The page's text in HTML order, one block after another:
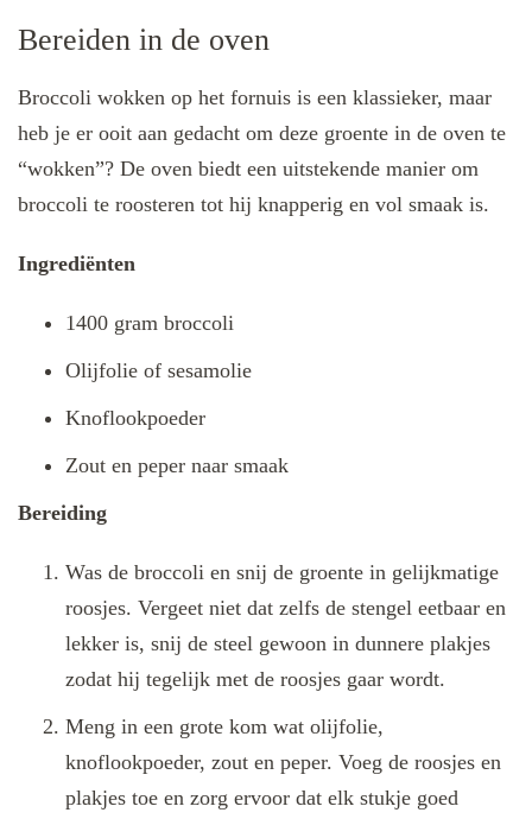
Bereiden in de oven
Broccoli wokken op het fornuis is een klassieker, maar
heb je er ooit aan gedacht om deze groente in de oven te
“wokken”? De oven biedt een uitstekende manier om
broccoli te roosteren tot hij knapperig en vol smaak is.
Ingrediënten
1400 gram broccoli
Olijfolie of sesamolie
Knoflookpoeder
Zout en peper naar smaak
Bereiding
Was de broccoli en snij de groente in gelijkmatige
roosjes. Vergeet niet dat zelfs de stengel eetbaar en
lekker is, snij de steel gewoon in dunnere plakjes
zodat hij tegelijk met de roosjes gaar wordt.
Meng in een grote kom wat olijfolie,
knoflookpoeder, zout en peper. Voeg de roosjes en
plakjes toe en zorg ervoor dat elk stukje goed